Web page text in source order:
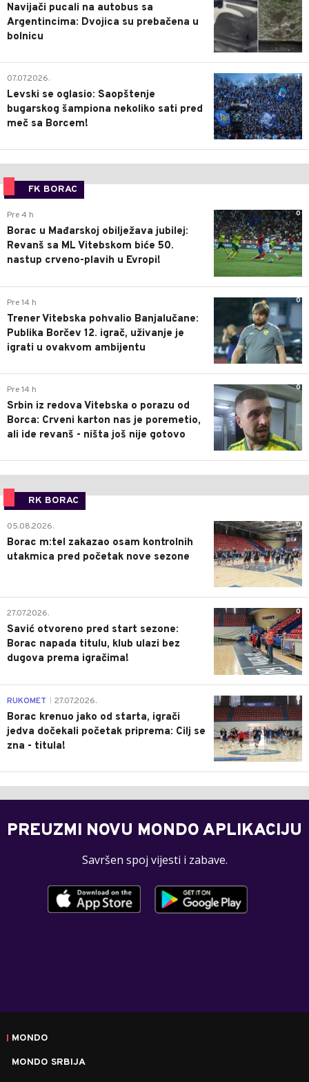
Navijači pucali na autobus sa
Argentincima: Dvojica su prebačena u
bolnicu
1
07.07.2026.
Levski se oglasio: Saopštenje
bugarskog šampiona nekoliko sati pred
meč sa Borcem!
FK BORAC
0
Pre 4 h
Borac u Mađarskoj obilježava jubilej:
Revanš sa ML Vitebskom biće 50.
nastup crveno-plavih u Evropi!
0
Pre 14 h
Trener Vitebska pohvalio Banjalučane:
Publika Borčev 12. igrač, uživanje je
igrati u ovakvom ambijentu
0
Pre 14 h
Srbin iz redova Vitebska o porazu od
Borca: Crveni karton nas je poremetio,
ali ide revanš - ništa još nije gotovo
RK BORAC
0
05.08.2026.
Borac m:tel zakazao osam kontrolnih
utakmica pred početak nove sezone
0
27.07.2026.
Savić otvoreno pred start sezone:
Borac napada titulu, klub ulazi bez
dugova prema igračima!
0
RUKOMET 27.07.2026.
Borac krenuo jako od starta, igrači
jedva dočekali početak priprema: Cilj se
zna - titula!
PREUZMI NOVU MONDO APLIKACIJU
Savršen spoj vijesti i zabave.
MONDO
MONDO SRBIJA